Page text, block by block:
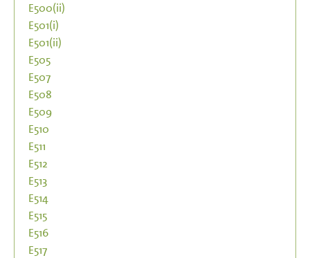
E500(ii)
E501(i)
E501(ii)
E505
E507
E508
E509
E510
E511
E512
E513
E514
E515
E516
E517